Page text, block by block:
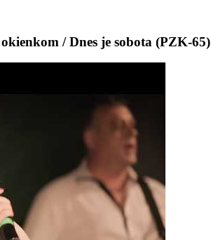
/ Dnes je sobota (PZK-65)